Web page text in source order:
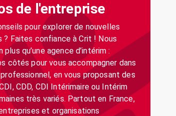
de l'entreprise
pour explorer de nouvelles
? Faites confiance à Crit ! Nous
plus qu’une agence d’intérim :
côtés pour vous accompagner dans
en vous proposant des
CDD, CDI Intérimaire ou Intérim
très variés. Partout en France,
et organisations